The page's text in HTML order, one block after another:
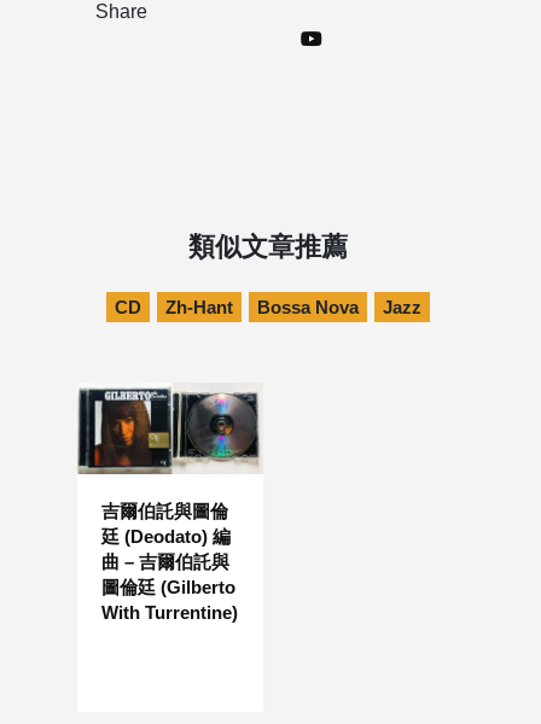
Share
類似文章推薦
CD Zh-Hant Bossa Nova Jazz
吉爾伯託與圖倫
廷 (Deodato) 編
曲 – 吉爾伯託與
圖倫廷 (Gilberto
With Turrentine)